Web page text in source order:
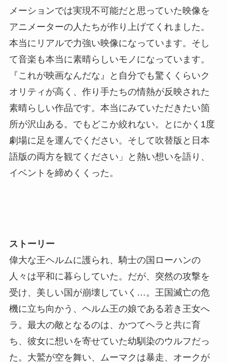
メーションでは実現不可能だと思っていた映像を
アニメーターの人たちが作り上げてくれました。
本当にリアルで力強い映像になっています。そし
て音楽も本当に素晴らしいモノになっています。
『これが映画なんだな』と自分でも驚くくらいク
オリティが高く、作り手たちの情熱が反映された
素晴らしい作品です。本当にみていただきたい箇
所が沢山ある。でもどこか絞れない。とにかく1度
劇場に足を運んでください。そして吹替版と日本
語版の両方を観てください」と熱い想いを語り、
イベントを締めくくった。
ストーリー
偉大な王ヘルムに護られ、騎士の国ローハンの
人々は平和に暮らしていた。だが、突然の攻撃を
受け、美しい国が崩壊していく…。王国滅亡の危
機に立ち向かう、ヘルム王の娘である若き王女へ
ラ。最大の敵となるのは、かつてヘラと共に育
ち、彼女に想いを寄せていた幼馴染のウルフだっ
た。大鷲が空を舞い、ムーマクは暴走、オークが